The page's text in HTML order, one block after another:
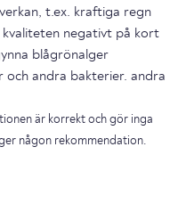
t.ex. kraftiga regn
kvaliteten negativt på kort
blågrönalger
och andra bakterier. andra
är korrekt och gör inga
någon rekommendation.